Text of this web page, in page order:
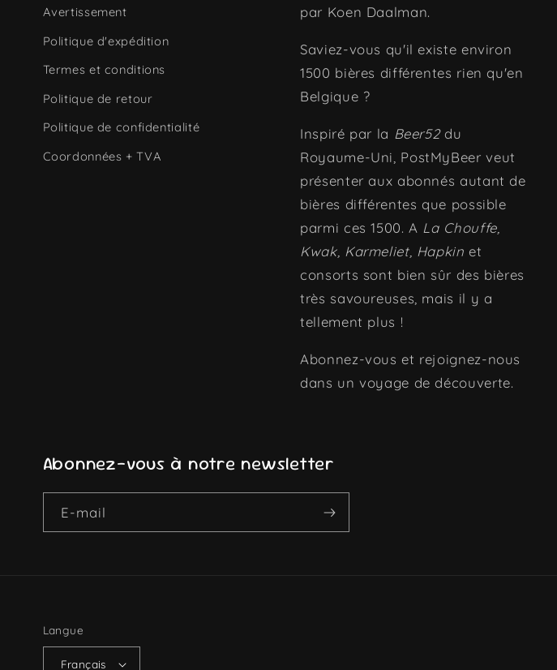
Avertissement
Politique d'expédition
Termes et conditions
Politique de retour
Politique de confidentialité
Coordonnées + TVA
par Koen Daalman.
Saviez-vous qu'il existe environ
1500 bières différentes rien qu'en
Belgique ?
Inspiré par la Beer52du
Royaume-Uni, PostMyBeer veut
présenter aux abonnés autant de
bières différentes que possible
parmi ces 1500. A La Chouffe,
Kwak, Karmeliet, Hapkin et
consorts sont bien sûr des bières
très savoureuses, mais il y a
tellement plus !
Abonnez-vous et rejoignez-nous
dans un voyage de découverte.
Abonnez-vous à notre newsletter
E-mail
Langue
Français